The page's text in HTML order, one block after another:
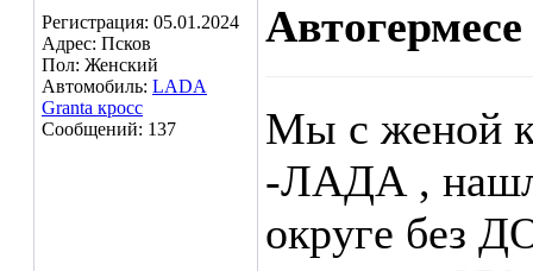
Регистрация: 05.01.2024
Адрес: Псков
Пол: Женский
Автомобиль: LADA
Granta кросс
Сообщений: 137
Мы с женой
-ЛАДА ,
округе без